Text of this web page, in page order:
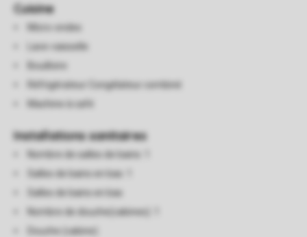
Cuisine
Micro-ondes
Lave-vaisselle
Bouilloire
Réfrigérateur Congélateur combiné
Machine à café
Installations sanitaires
Nombre de salles de bains: 1
Salles de bains en bas: 1
Salles de bains en bas
Nombre de douche(cabines): 1
Douche (cabine)